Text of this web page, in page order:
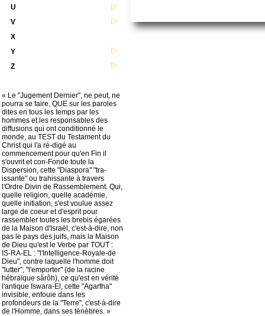
U
V
X
Y
Z
« Le "Jugement Dernier", ne peut, ne
pourra se faire, QUE sur les paroles
dites en tous les temps par les
hommes et les responsables des
diffusions qui ont conditionné le
monde, au TEST du Testament du
Christ qui l'a ré-digé au
commencement pour qu'en Fin il
s'ouvrit et con-Fonde toute la
Dispersion, cette "Diaspora" "tra-
issante" ou trahissante à travers
l'Ordre Divin de Rassemblement. Qui,
quelle religion, quelle académie,
quelle initiation, s'est voulue assez
large de coeur et d'esprit pour
rassembler toutes les brebis égarées
de la Maison d'Israël, c'est-à-dire, non
pas le pays des juifs, mais la Maison
de Dieu qu'est le Verbe par TOUT :
IS-RA-EL : "l'Intelligence-Royale-de
Dieu", contre laquelle l'homme doit
"lutter", "l'emporter" (de la racine
hébraïque sârôh), ce qu'est en vérité
l'antique Iswara-El, cette "Agartha"
invisible, enfouie dans les
profondeurs de la "Terre", c'est-à-dire
de l'Homme, dans ses ténèbres. »